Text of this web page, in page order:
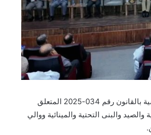
احتضن فندق فصك بنواكشوط، اليوم، ورشة مخصصة لإطلاق الحملة التحسيسية بالقانون رقم 034-2025 المتعلق
والبنى التحتية والمينائية ووالي